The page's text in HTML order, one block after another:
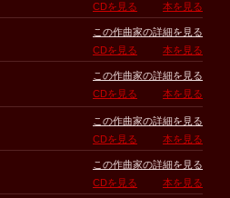
CDを見る
本を見る
この作曲家の詳細を見る
CDを見る
本を見る
この作曲家の詳細を見る
CDを見る
本を見る
この作曲家の詳細を見る
CDを見る
本を見る
この作曲家の詳細を見る
CDを見る
本を見る